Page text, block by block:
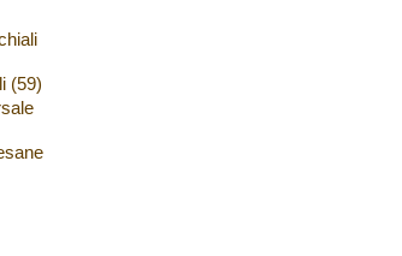
(59)